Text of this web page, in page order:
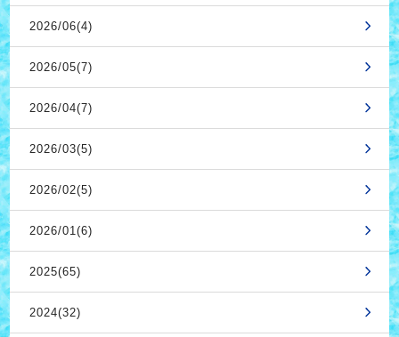
2026/06(4)
2026/05(7)
2026/04(7)
2026/03(5)
2026/02(5)
2026/01(6)
2025(65)
2024(32)